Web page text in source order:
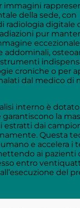
immagini
della sede, con
radiologia digitale
pur
addominali,
croniche o per
dal medico di
interno è
la
estratti dai
Questa
e accelera i
ai pazienti
entro
del